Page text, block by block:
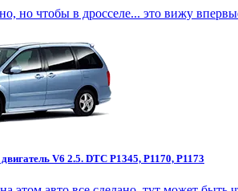
но чтобы в дросселе... это вижу
V6 2.5. DTC P1345, P1170, P1173